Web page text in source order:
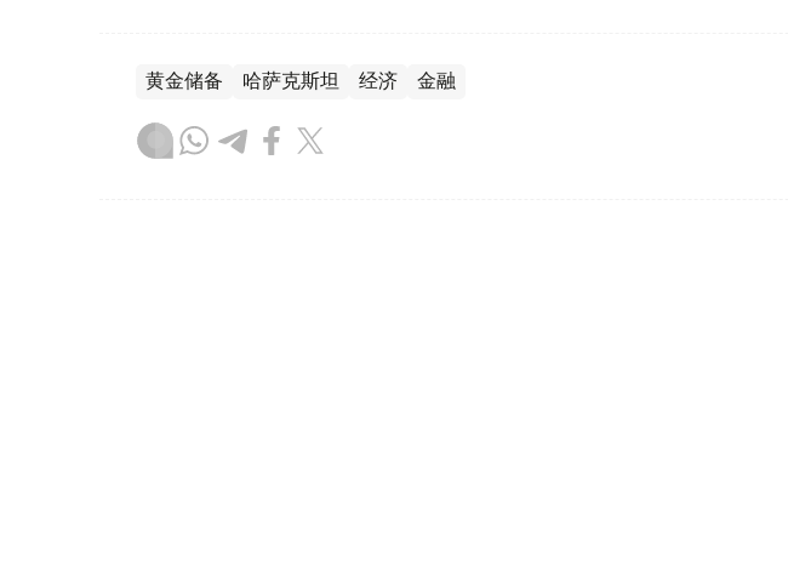
黄金储备 哈萨克斯坦 经济 金融